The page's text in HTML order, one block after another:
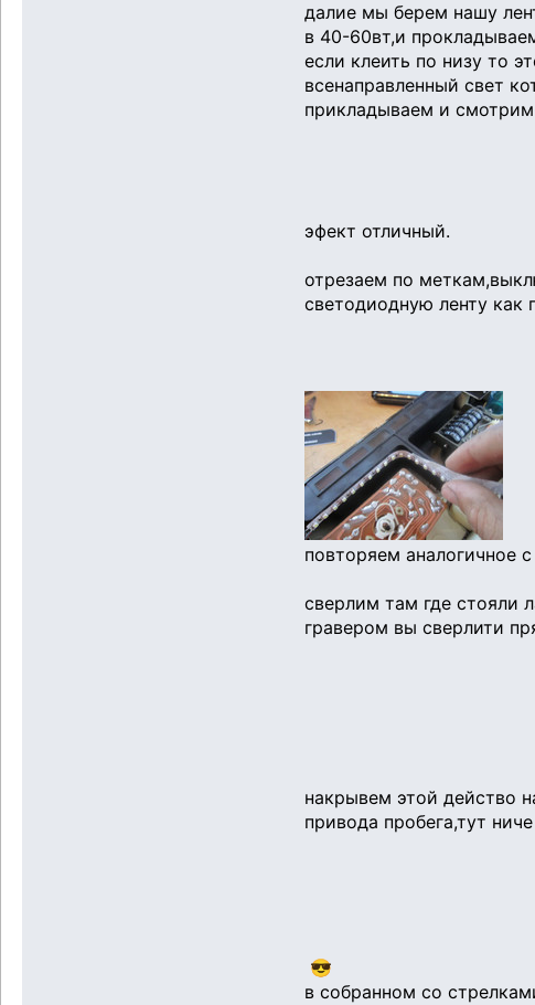
далие мы берем нашу
в 40-60вт,и
если клеить по низу то
всенаправленный свет
прикладываем и
эфект отличный.
отрезаем по
светодиодную ленту как
повторяем аналогичное
сверлим там где стояли
гравером вы сверлити
накрывем этой действо
привода пробега,тут
😎
в собранном со